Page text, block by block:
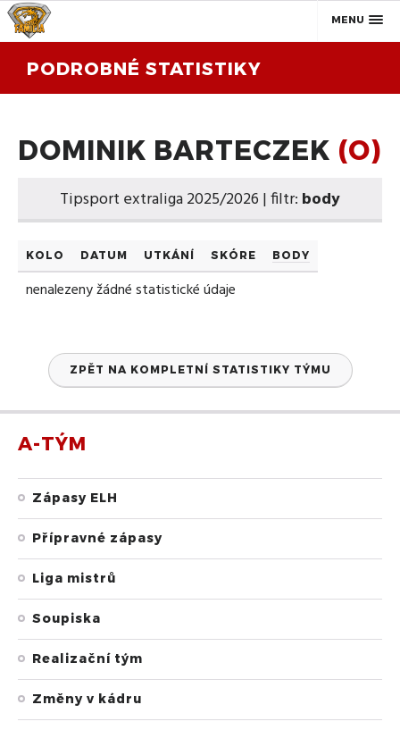
MENU
PODROBNÉ STATISTIKY
DOMINIK BARTECZEK (O)
Tipsport extraliga 2025/2026 | filtr: body
KOLO DATUM UTKÁNÍ SKÓRE BODY
nenalezeny žádné statistické údaje
ZPĚT NA KOMPLETNÍ STATISTIKY TÝMU
A-TÝM
Zápasy ELH
Přípravné zápasy
Liga mistrů
Soupiska
Realizační tým
Změny v kádru